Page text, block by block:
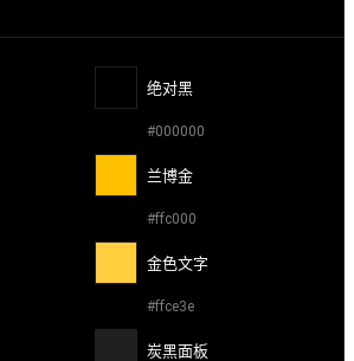
绝对黑
#000000
兰博金
#ffc000
金色文字
#ffce3e
炭黑面板